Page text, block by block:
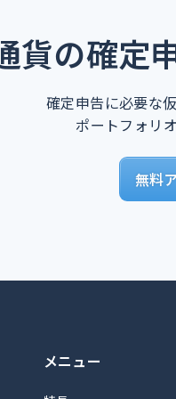
貨の確定
確定申告に必要な
ポートフォリ
無料
メニュー